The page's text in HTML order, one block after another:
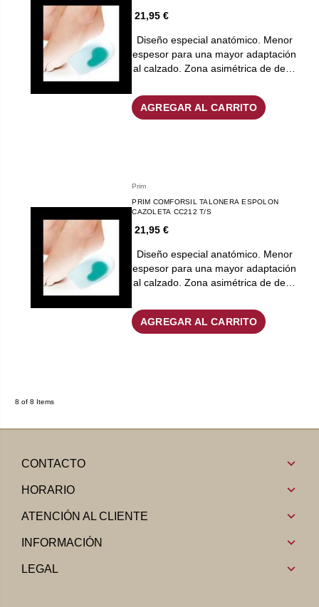
21,95 €
Diseño especial anatómico. Menor
espesor para una mayor adaptación
al calzado. Zona asimétrica de de…
AGREGAR AL CARRITO
Prim
PRIM COMFORSIL TALONERA ESPOLON
CAZOLETA CC212 T/S
21,95 €
Diseño especial anatómico. Menor
espesor para una mayor adaptación
al calzado. Zona asimétrica de de…
AGREGAR AL CARRITO
8 of 8 Items
CONTACTO
HORARIO
ATENCIÓN AL CLIENTE
INFORMACIÓN
LEGAL